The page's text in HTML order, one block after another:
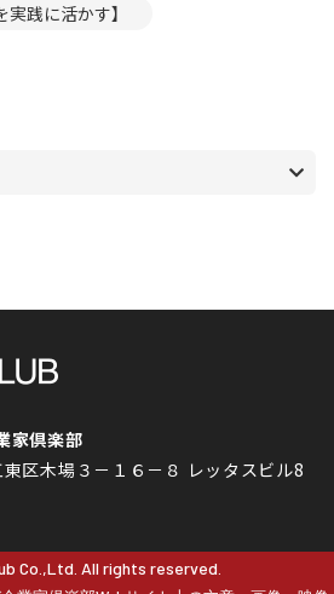
践に活かす】
家倶楽部
区木場３－１６－８ レッタスビル8
Co.,Ltd. All rights reserved.